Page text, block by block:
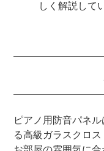
しく解説して
ピアノ用防音パネ
る高級ガラスクロス